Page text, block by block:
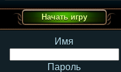
Имя
Пароль